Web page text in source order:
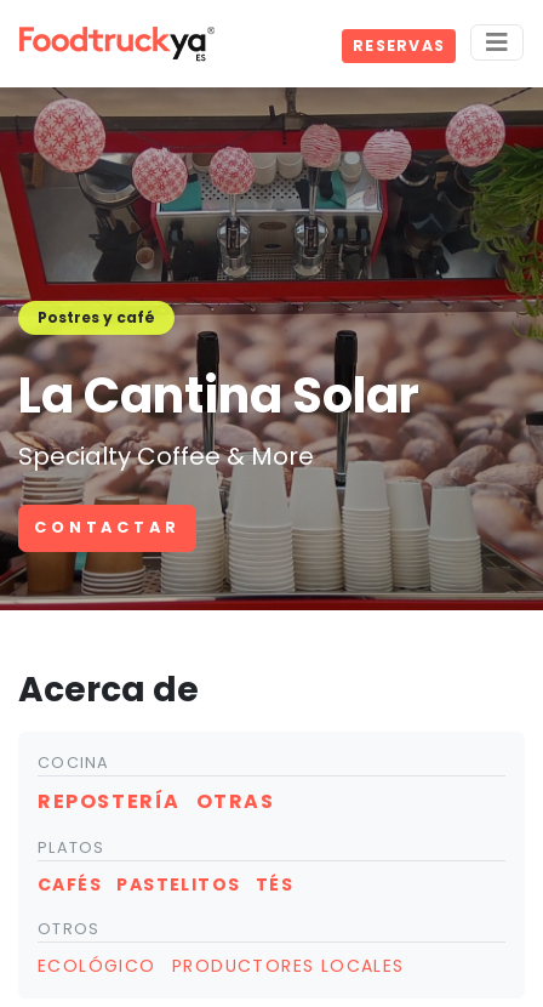
RESERVAS
Postres y café
La Cantina Solar
Specialty Coffee & More
CONTACTAR
Acerca de
COCINA
REPOSTERÍA OTRAS
PLATOS
CAFÉS PASTELITOS TÉS
OTROS
ECOLÓGICO PRODUCTORES LOCALES